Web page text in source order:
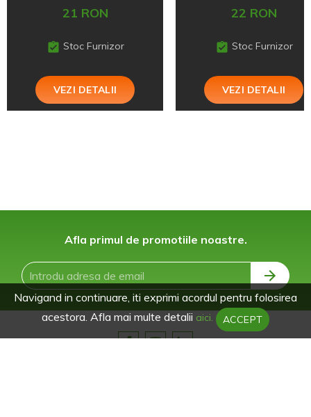
21 RON
Stoc Furnizor
VEZI DETALII
22 RON
Stoc Furnizor
VEZI DETALII
Afla primul de promotiile noastre.
Navigand in continuare, iti exprimi acordul pentru folosirea
acestora. Afla mai multe detalii aici. ACCEPT